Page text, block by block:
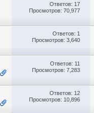
Ответов: 17
Просмотров: 70,977
Ответов: 1
Просмотров: 3,640
Ответов: 11
Просмотров: 7,283
Ответов: 12
Просмотров: 10,896